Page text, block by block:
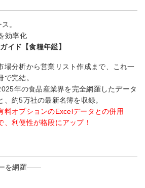
。
効率化
イド【食糧年鑑】
場分析から営業リスト作成まで、これ一
で完結。
年の食品産業界を完全網羅したデータ
、約5万社の最新名簿を収録。
料オプションのExcelデータとの併用
、利便性が格段にアップ！
を網羅――